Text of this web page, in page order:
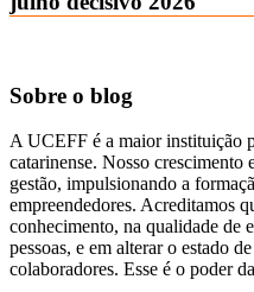
Sobre o blog
A UCEFF é a maior instituição
catarinense. Nosso crescimento
gestão, impulsionando a
empreendedores. Acreditamos
conhecimento, na qualidade de
pessoas, e em alterar o estado
colaboradores. Esse é o poder